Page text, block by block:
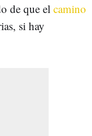
de que el camino
si hay